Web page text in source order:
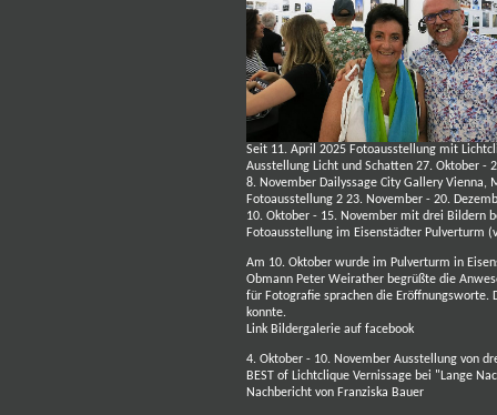
Seit 11. April 2025 Fotoausstellung mit
Ausstellung Licht und Schatten 27. Oktober -
8. November Dailyssage City Gallery Vienna,
Fotoausstellung 2 23. November - 20.
10. Oktober - 15. November mit drei Bildern
Fotoausstellung im Eisenstädter Pulverturm
Am 10. Oktober wurde im Pulverturm in
Obmann Peter Weirather begrüßte die
für Fotografie sprachen die
konnte.
Link Bildergalerie auf facebook
4. Oktober - 10. November Ausstellung von
BEST of Lichtclique Vernissage bei "Lange
Nachbericht von Franziska Bauer